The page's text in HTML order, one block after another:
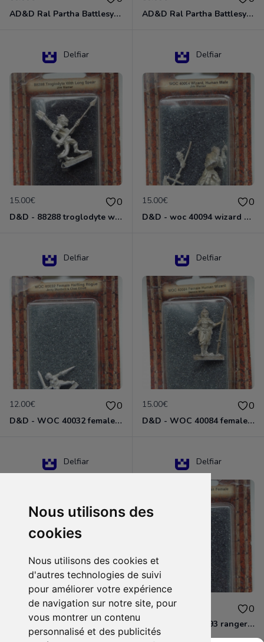
Nous utilisons des
cookies
Nous utilisons des cookies et
d'autres technologies de suivi
pour améliorer votre expérience
de navigation sur notre site, pour
vous montrer un contenu
personnalisé et des publicités
AD&D Ral Partha Battlesystem Miniatures Pack Iron Lord Dwarf Crossbowmen 11-854 AD&D Ral Partha Battlesystem Villains/Forgotten Realms 11-955 Miniatures
Delfiar
15.00€ 0
D&D - 88288 troglodyte with long Miniature - Donjons Dragons
Delfiar
15.00€ 0
D&D - woc 40094 wizard human male Miniature - Donjons Dragons
Delfiar
12.00€ 0
D&D - WOC 40032 female halfling rogue Miniature - Donjons Dragons
Delfiar
15.00€ 0
D&D - WOC 40084 female human wizard Miniature - Donjons Dragons
Delfiar
15.00€ 0
D&D - 88286 paladin human male Miniature - Donjons Dragons
Delfiar
12.00€ 0
D&D - WOC 40093 ranger human female Miniature - Donjons Dragons